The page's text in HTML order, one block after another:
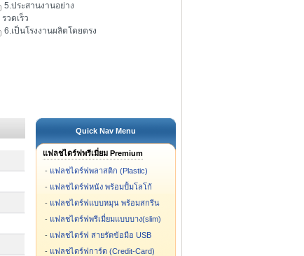
5.ประสานงานอย่าง
รวดเร็ว
6.เป็นโรงงานผลิตโดยตรง
Quick Nav Menu
แฟลชไดร์ฟพรีเมี่ยม Premium
- แฟลชไดร์ฟพลาสติก (Plastic)
- แฟลชไดร์ฟหนัง พร้อมปั้มโลโก้
- แฟลชไดร์ฟแบบหมุน พร้อมสกรีน
- แฟลชไดร์ฟพรีเมี่ยมแบบบาง(slim)
- แฟลชไดร์ฟ สายรัดข้อมือ USB
- แฟลชไดร์ฟการ์ด (Credit-Card)